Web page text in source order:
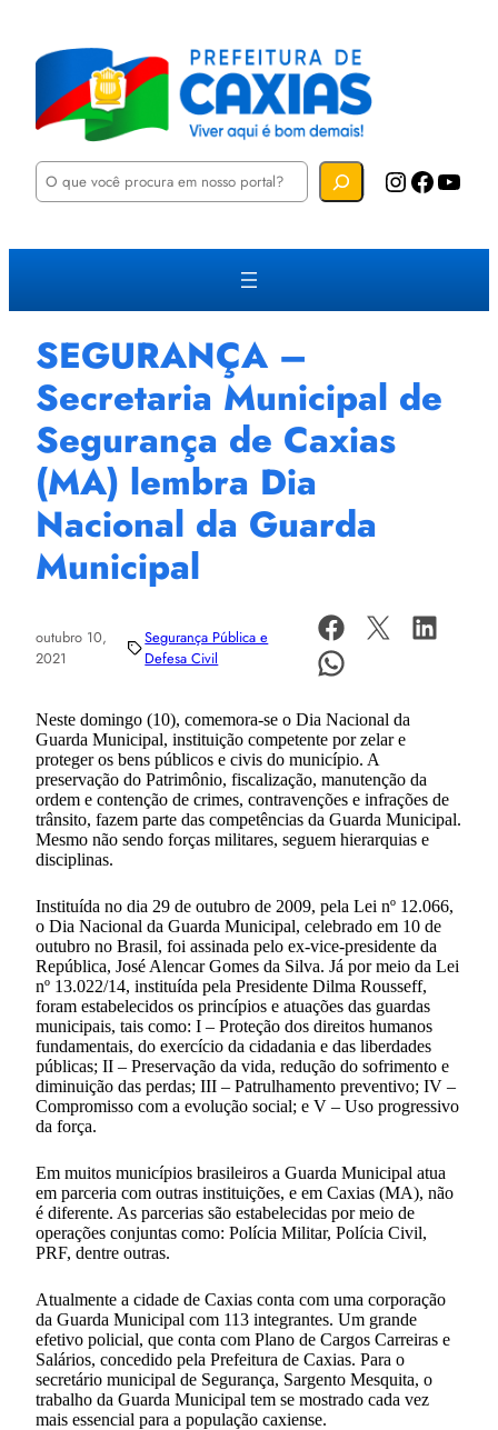
P
u
a
Instagram Facebook YouTube
SEGURANÇA –
Secretaria Municipal de
Segurança de Caxias
(MA) lembra Dia
Nacional da Guarda
Municipal
outubro 10,
2021
Segurança Pública e
Defesa Civil
Neste domingo (10), comemora-se o Dia Nacional da
Guarda Municipal, instituição competente por zelar e
proteger os bens públicos e civis do município. A
preservação do Patrimônio, fiscalização, manutenção da
ordem e contenção de crimes, contravenções e infrações de
trânsito, fazem parte das competências da Guarda Municipal.
Mesmo não sendo forças militares, seguem hierarquias e
disciplinas.
Instituída no dia 29 de outubro de 2009, pela Lei nº 12.066,
o Dia Nacional da Guarda Municipal, celebrado em 10 de
outubro no Brasil, foi assinada pelo ex-vice-presidente da
República, José Alencar Gomes da Silva. Já por meio da Lei
nº 13.022/14, instituída pela Presidente Dilma Rousseff,
foram estabelecidos os princípios e atuações das guardas
municipais, tais como: I – Proteção dos direitos humanos
fundamentais, do exercício da cidadania e das liberdades
públicas; II – Preservação da vida, redução do sofrimento e
diminuição das perdas; III – Patrulhamento preventivo; IV –
Compromisso com a evolução social; e V – Uso progressivo
da força.
Em muitos municípios brasileiros a Guarda Municipal atua
em parceria com outras instituições, e em Caxias (MA), não
é diferente. As parcerias são estabelecidas por meio de
operações conjuntas como: Polícia Militar, Polícia Civil,
PRF, dentre outras.
Atualmente a cidade de Caxias conta com uma corporação
da Guarda Municipal com 113 integrantes. Um grande
efetivo policial, que conta com Plano de Cargos Carreiras e
Salários, concedido pela Prefeitura de Caxias. Para o
secretário municipal de Segurança, Sargento Mesquita, o
trabalho da Guarda Municipal tem se mostrado cada vez
mais essencial para a população caxiense.